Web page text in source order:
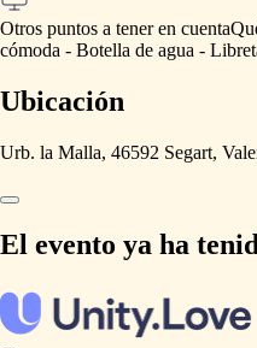
Otros puntos a tener en cuenta
cómoda - Botella de agua -
Ubicación
Urb. la Malla, 46592 Segart,
El evento ya ha